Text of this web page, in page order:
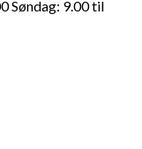
Søndag: 9.00 til